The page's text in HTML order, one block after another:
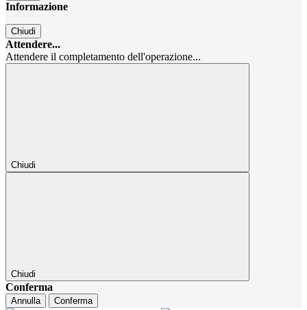
Informazione
Chiudi
Attendere...
Attendere il completamento dell'operazione...
Chiudi
Chiudi
Conferma
Annulla Conferma